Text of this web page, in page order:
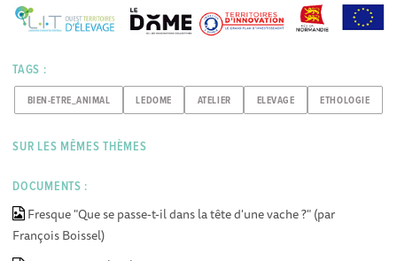
TAGS :
BIEN-ETRE_ANIMAL LEDOME ATELIER ELEVAGE ETHOLOGIE
SUR LES MÊMES THÈMES
DOCUMENTS :
Fresque "Que se passe-t-il dans la tête d'une vache ?" (par
François Boissel)